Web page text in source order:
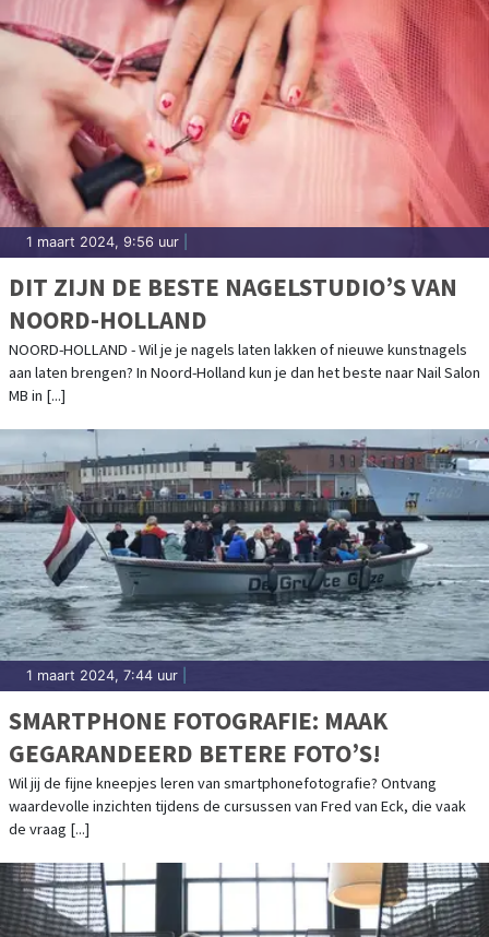
1 maart 2024, 9:56 uur
DIT ZIJN DE BESTE NAGELSTUDIO’S VAN
NOORD-HOLLAND
NOORD-HOLLAND - Wil je je nagels laten lakken of nieuwe kunstnagels
aan laten brengen? In Noord-Holland kun je dan het beste naar Nail Salon
MB in [...]
1 maart 2024, 7:44 uur
SMARTPHONE FOTOGRAFIE: MAAK
GEGARANDEERD BETERE FOTO’S!
Wil jij de fijne kneepjes leren van smartphonefotografie? Ontvang
waardevolle inzichten tijdens de cursussen van Fred van Eck, die vaak
de vraag [...]